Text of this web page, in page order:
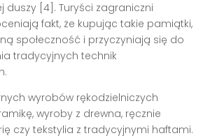
duszy [4]. Turyści zagraniczni
fakt, że kupując takie pamiątki,
społeczność i przyczyniają się do
tradycyjnych technik
wyrobów rękodzielniczych
wyroby z drewna, ręcznie
czy tekstylia z tradycyjnymi haftami.